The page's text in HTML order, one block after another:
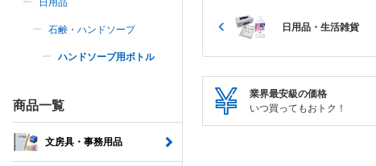
日用品
石鹸・ハンドソープ
ハンドソープ用ボトル
商品一覧
文房具・事務用品
日用品・生活雑貨
業界最安級の価格
いつ買ってもおトク！